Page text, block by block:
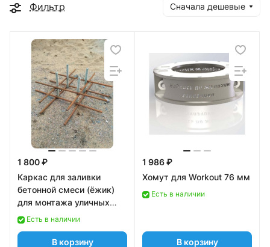
Фильтр Сначала дешевые
1 800 ₽
Каркас для заливки
бетонной смеси (ёжик)
для монтажа уличных
тренажеров Pioner
Есть в наличии
В корзину
1 986 ₽
Хомут для Workout 76 мм
Есть в наличии
В корзину